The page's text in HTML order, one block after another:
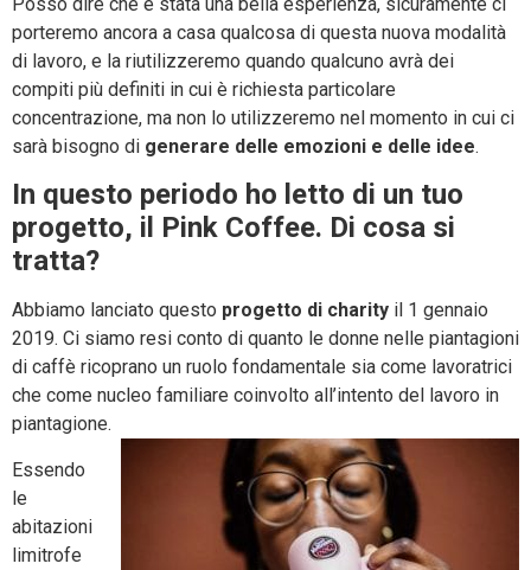
porteremo ancora a casa qualcosa di questa nuova modalità
di lavoro, e la riutilizzeremo quando qualcuno avrà dei
compiti più definiti in cui è richiesta particolare
concentrazione, ma non lo utilizzeremo nel momento in cui ci
sarà bisogno di generare delle emozioni e delle idee.
In questo periodo ho letto di un tuo
progetto, il Pink Coffee. Di cosa si
tratta?
Abbiamo lanciato questo progetto di charity il 1 gennaio
2019. Ci siamo resi conto di quanto le donne nelle piantagioni
di caffè ricoprano un ruolo fondamentale sia come lavoratrici
che come nucleo familiare coinvolto all’intento del lavoro in
piantagione.
Essendo
le
abitazioni
limitrofe